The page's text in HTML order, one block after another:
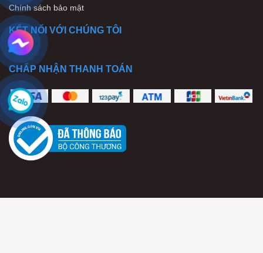
Chính sách bảo mật
KẾT NỐI VỚI CHÚNG TÔI
CHẤP NHẬN THANH TOÁN